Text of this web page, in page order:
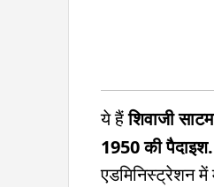
ये हैंशिवाजी साटम
1950 की पैदाइश.
एडमिनिस्ट्रेशन